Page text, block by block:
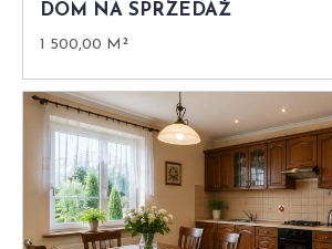
DOM NA SPRZEDAŻ
1 500,00 M²